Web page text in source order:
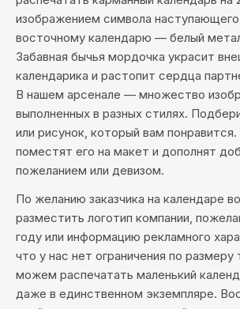
изображением символа наступающего
восточному календарю — белый
Забавная бычья мордочка украсит
календарика и растопит сердца
В нашем арсенале — множество
выполненных в разных стилях.
или рисунок, который вам
поместят его на макет и дополнят
пожеланием или девизом.
По желанию заказчика на календаре
разместить логотип компании,
году или информацию рекламного
что у нас нет ограничения по
можем распечатать маленький
даже в единственном экземпляре.